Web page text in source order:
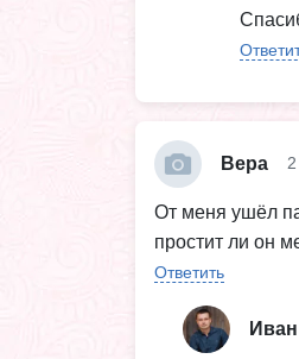
Вера
От меня ушёл
простит ли он
Ответить